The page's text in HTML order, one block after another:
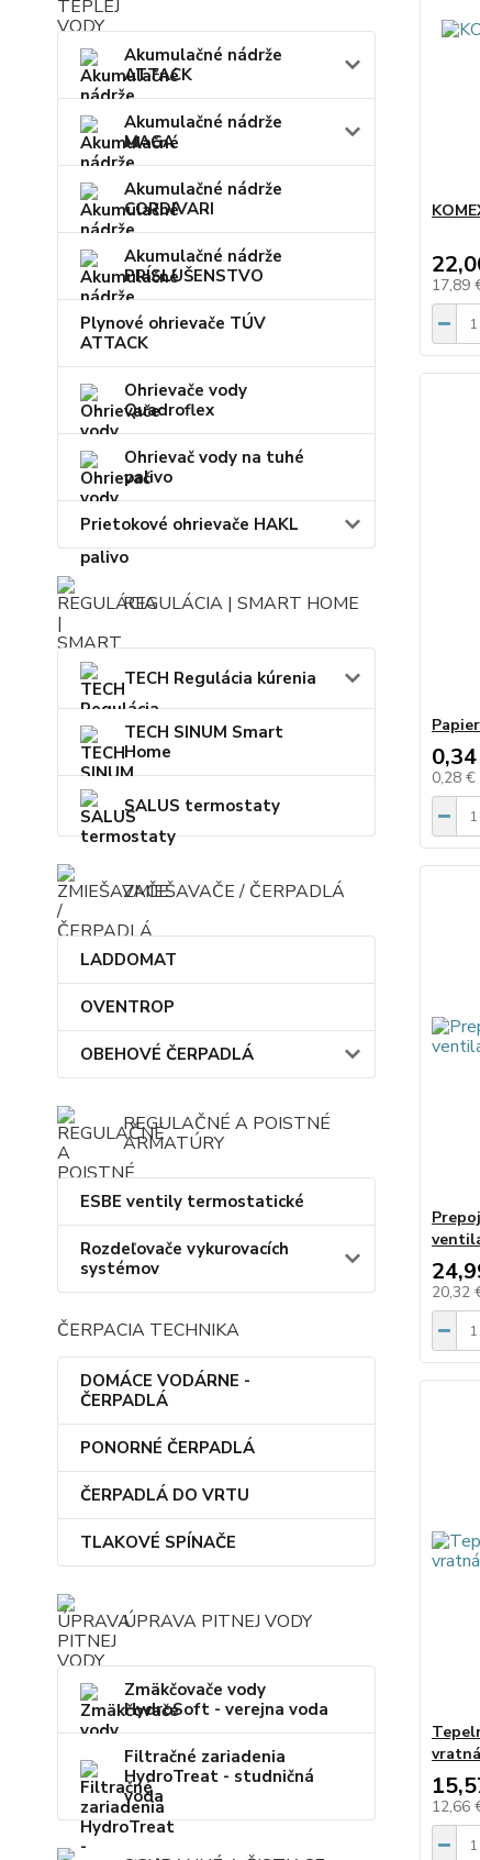
Akumulačné nádrže
ATTACK
Akumulačné nádrže
MAGA
Akumulačné nádrže
CORDIVARI
Akumulačné nádrže
PRÍSLUŠENSTVO
Plynové ohrievače TÚV
ATTACK
Ohrievače vody
Quadroflex
Ohrievač vody na tuhé
palivo
Prietokové ohrievače HAKL
REGULÁCIA | SMART HOME
TECH Regulácia kúrenia
TECH SINUM Smart
Home
SALUS termostaty
ZMIEŠAVAČE / ČERPADLÁ
LADDOMAT
OVENTROP
OBEHOVÉ ČERPADLÁ
REGULAČNÉ A POISTNÉ
ARMATÚRY
ESBE ventily termostatické
Rozdeľovače vykurovacích
systémov
ČERPACIA TECHNIKA
DOMÁCE VODÁRNE -
ČERPADLÁ
PONORNÉ ČERPADLÁ
ČERPADLÁ DO VRTU
TLAKOVÉ SPÍNAČE
ÚPRAVA PITNEJ VODY
Zmäkčovače vody
HydroSoft - verejna voda
Filtračné zariadenia
HydroTreat - studničná
voda
17,89
0,28 €
20,32
12,66